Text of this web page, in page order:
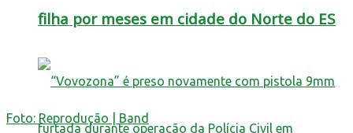
filha por meses em cidade do Norte do ES
Foto: Reprodução | Band